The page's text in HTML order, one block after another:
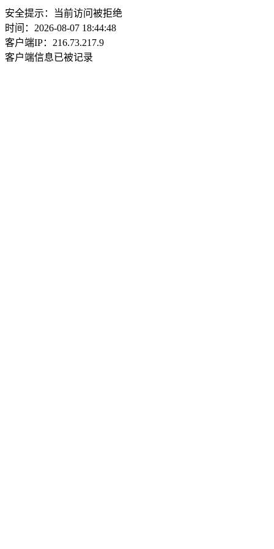
安全提示：当前访问被拒绝
时间：2026-08-07 18:44:48
客户端IP：216.73.217.9
客户端信息已被记录